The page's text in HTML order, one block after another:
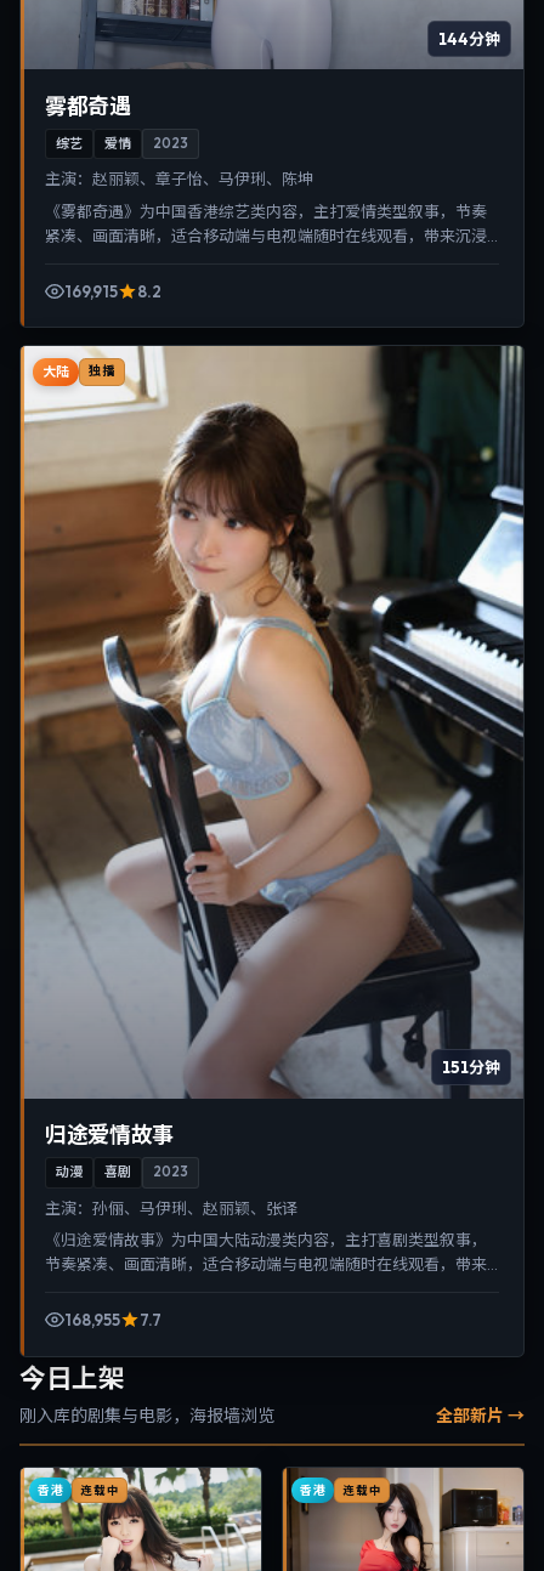
144分钟
雾都奇遇
综艺 爱情 2023
主演： 赵丽颖、章子怡、马伊琍、陈坤
《雾都奇遇》为中国香港综艺类内容，主打爱情类型叙事，节奏
紧凑、画面清晰，适合移动端与电视端随时在线观看，带来沉浸
169,915
8.2
大陆 独播
151分钟
归途爱情故事
动漫 喜剧 2023
主演： 孙俪、马伊琍、赵丽颖、张译
《归途爱情故事》为中国大陆动漫类内容，主打喜剧类型叙事，
节奏紧凑、画面清晰，适合移动端与电视端随时在线观看，带来
168,955
7.7
今日上架
刚入库的剧集与电影，海报墙浏览 全部新片 →
香港 连载中 香港 连载中